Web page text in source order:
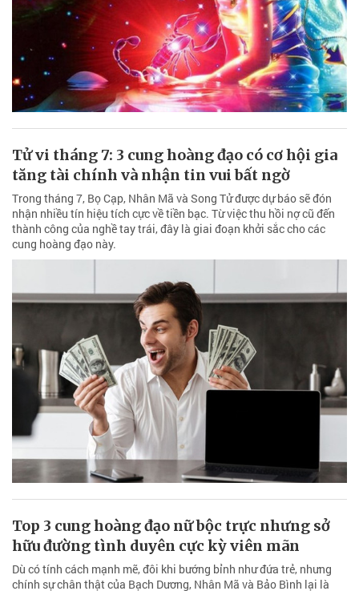
Tử vi tháng 7: 3 cung hoàng đạo có cơ hội gia
tăng tài chính và nhận tin vui bất ngờ
Trong tháng 7, Bọ Cạp, Nhân Mã và Song Tử được dự báo sẽ đón
nhận nhiều tín hiệu tích cực về tiền bạc. Từ việc thu hồi nợ cũ đến
thành công của nghề tay trái, đây là giai đoạn khởi sắc cho các
cung hoàng đạo này.
Top 3 cung hoàng đạo nữ bộc trực nhưng sở
hữu đường tình duyên cực kỳ viên mãn
Dù có tính cách mạnh mẽ, đôi khi bướng bỉnh như đứa trẻ, nhưng
chính sự chân thật của Bạch Dương, Nhân Mã và Bảo Bình lại là